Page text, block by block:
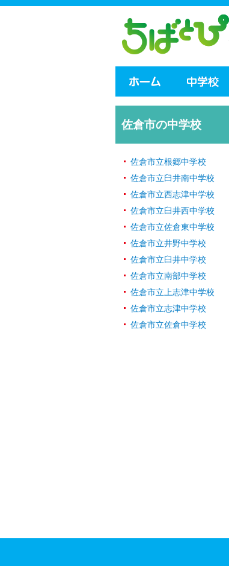
佐倉市の中学校
佐倉市立根郷中学校
佐倉市立臼井南中学校
佐倉市立西志津中学校
佐倉市立臼井西中学校
佐倉市立佐倉東中学校
佐倉市立井野中学校
佐倉市立臼井中学校
佐倉市立南部中学校
佐倉市立上志津中学校
佐倉市立志津中学校
佐倉市立佐倉中学校